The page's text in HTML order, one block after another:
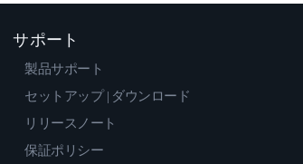
サポート
製品サポート
セットアップ | ダウンロード
リリースノート
保証ポリシー